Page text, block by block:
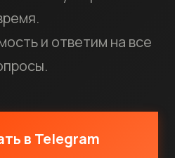
и ответим на все
в Telegram